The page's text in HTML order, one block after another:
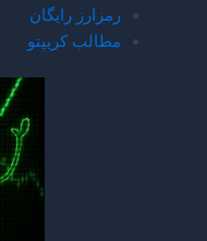
رمزارز رایگان
مطالب کریپتو